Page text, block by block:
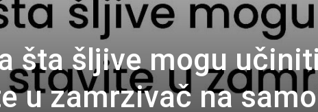
šta šljive mogu
u zamrzivač na